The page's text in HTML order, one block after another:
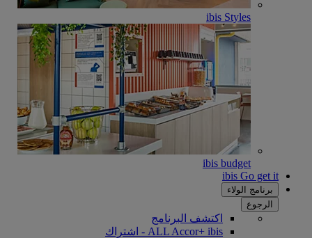
ibis Styles
ibis budget
ibis Go get it
برنامج الولاء
الرجوع
اكتشف البرنامج
ALL Accor+ ibis - اشتراك